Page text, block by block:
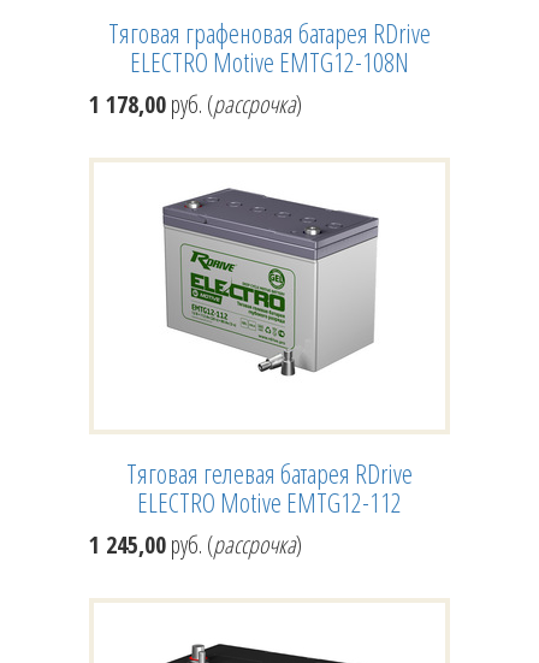
Тяговая графеновая батарея RDrive
ELECTRO Motive EMTG12-108N
1 178,00руб. (рассрочка)
Тяговая гелевая батарея RDrive
ELECTRO Motive EMTG12-112
1 245,00руб. (рассрочка)